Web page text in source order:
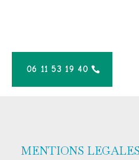
06 11 53 19 40
MENTIONS